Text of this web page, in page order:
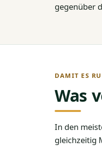
gegenüber
DAMIT ES
Was
In den
gleichzeitig